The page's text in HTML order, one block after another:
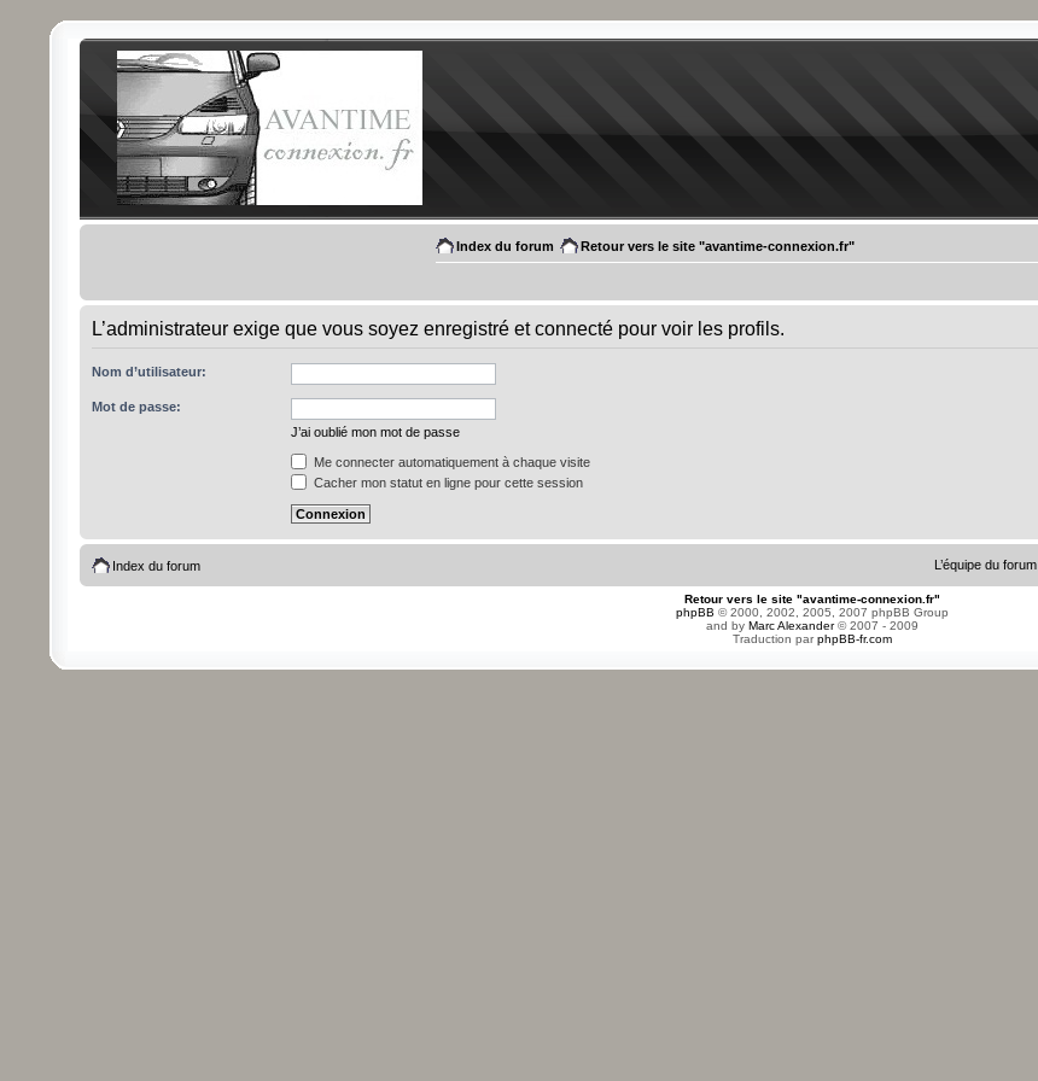
Index du forum Retour vers le site "avantime-connexion.fr"
L’administrateur exige que vous soyez enregistré et connecté pour voir les profils.
Nom d’utilisateur:
Mot de passe:
J’ai oublié mon mot de passe
Me connecter automatiquement à chaque visite
Cacher mon statut en ligne pour cette session
Index du forum L’équipe du forum
Retour vers le site "avantime-connexion.fr"
phpBB © 2000, 2002, 2005, 2007 phpBB Group
and by Marc Alexander© 2007 - 2009
Traduction parphpBB-fr.com